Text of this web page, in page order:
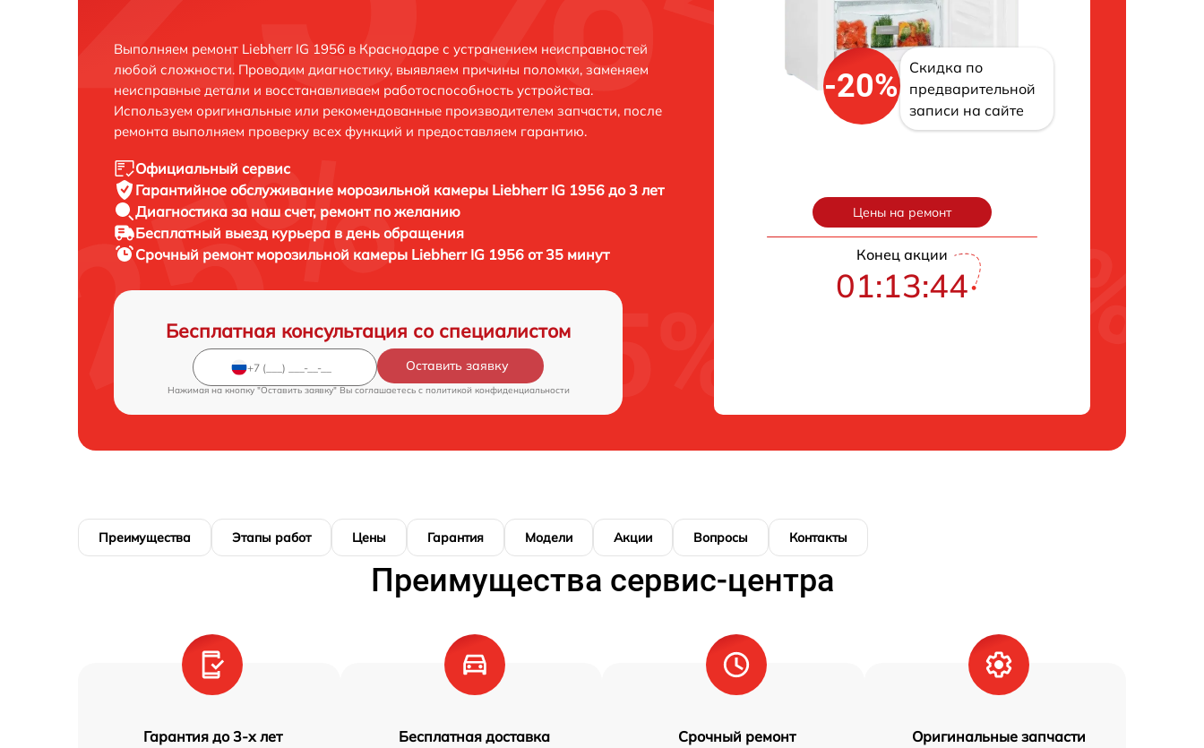
Выполняем ремонт Liebherr IG 1956 в Краснодаре с устранением неисправностей
любой сложности. Проводим диагностику, выявляем причины поломки, заменяем
неисправные детали и восстанавливаем работоспособность устройства.
Используем оригинальные или рекомендованные производителем запчасти, после
ремонта выполняем проверку всех функций и предоставляем гарантию.
Официальный сервис
Гарантийное обслуживание морозильной камеры Liebherr IG 1956 до 3 лет
Диагностика за наш счет, ремонт по желанию
Бесплатный выезд курьера в день обращения
Срочный ремонт морозильной камеры Liebherr IG 1956 от 35 минут
Бесплатная консультация со специалистом
Оставить заявку
Нажимая на кнопку "Оставить заявку" Вы соглашаетесь c политикой конфиденциальности
-20%
Скидка по
предварительной
записи на сайте
Цены на ремонт
Конец акции
01:13:43
Преимущества Этапы работ Цены Гарантия Модели Акции Вопросы Контакты
Преимущества сервис-центра
Гарантия до 3-х лет Бесплатная доставка Срочный ремонт Оригинальные запчасти